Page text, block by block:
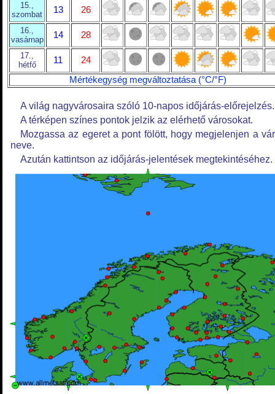
15.,
szombat
13 26
16.,
vasárnap
14 28
17.,
hétfő
11
24
Mértékegység megváltoztatása (°C/°F)
A világ nagyvárosaira szóló 10-napos időjárás-előrejelzés.
A térképen színes pontok jelzik az elérhető városokat.
Mozgassa az egeret a pont fölött, hogy megjelenjen a
neve.
Azután kattintson az időjárás-jelentések megtekintéséhez.